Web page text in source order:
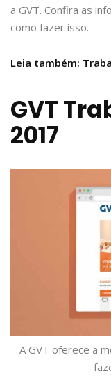
a GVT. Confira as
como fazer isso.
Leia também:
GVT
2017
A GVT oferece a